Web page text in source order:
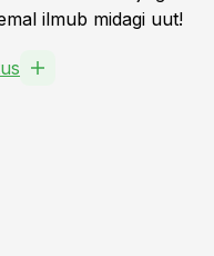
ilmub midagi uut!